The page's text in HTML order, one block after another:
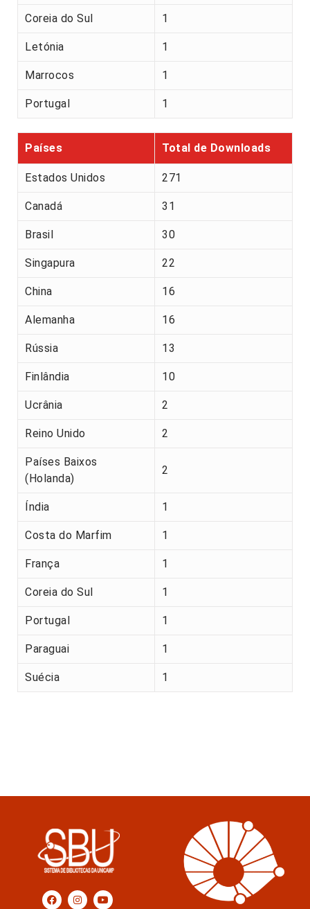
Coreia do Sul 1
Letónia 1
Marrocos 1
Portugal 1
Países Total de Downloads
Estados Unidos 271
Canadá 31
Brasil 30
Singapura 22
China 16
Alemanha 16
Rússia 13
Finlândia 10
Ucrânia 2
Reino Unido 2
Países Baixos
(Holanda)
2
Índia 1
Costa do Marfim 1
França 1
Coreia do Sul 1
Portugal 1
Paraguai 1
Suécia 1